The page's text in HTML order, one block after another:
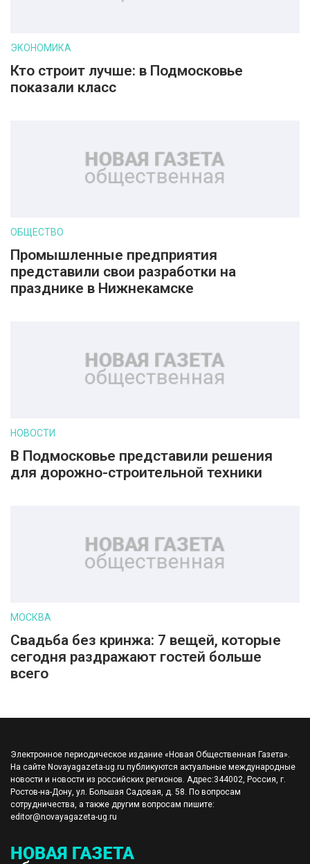
ЭКОНОМИКА
Кто строит лучше: в Подмосковье
показали класс
ОБЩЕСТВО
Промышленные предприятия
представили свои разработки на
празднике в Нижнекамске
НОВОСТИ
В Подмосковье представили решения
для дорожно-строительной техники
МОСКВА
Свадьба без кринжа: 7 вещей, которые
сегодня раздражают гостей больше
всего
Электронное периодическое издание «Новая Общественная Газета».
На сайте Novayagazeta-ug.ru публикуются актуальные международные
новости и новости из российских регионов. Адрес:344002, Россия, г.
Ростов-на-Дону, ул. Большая Садовая, д. 58. По вопросам
сотрудничества, а также другим вопросам пишите:
editor@novayagazeta-ug.ru